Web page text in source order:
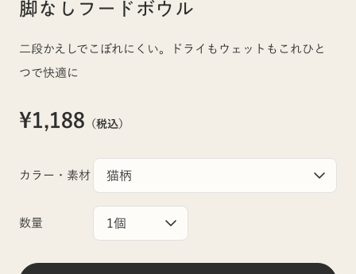
脚なしフードボウル
二段かえしでこぼれにくい。ドライもウェットもこれひと
つで快適に
¥1,188 （税込）
カラー・素材
数量